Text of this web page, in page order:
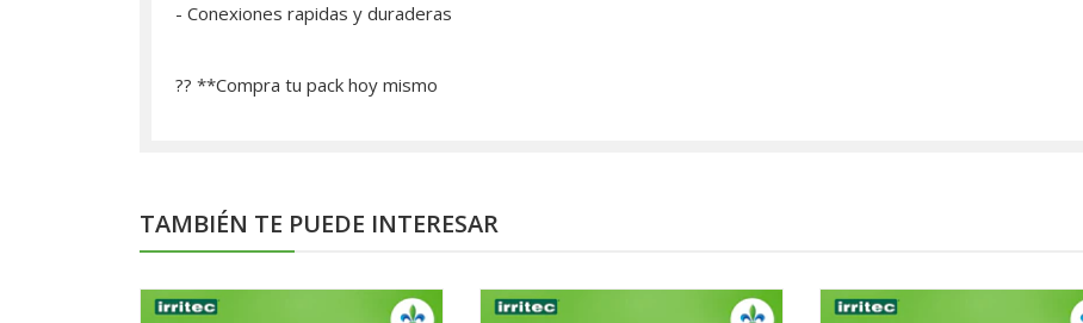
- Conexiones rapidas y duraderas
?? **­Compra tu pack hoy mismo
TAMBIÉN TE PUEDE INTERESAR